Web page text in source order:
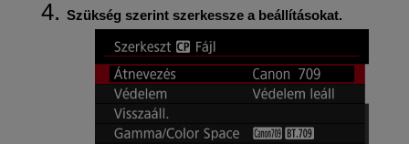
Szükség szerint szerkessze a beállításokat.